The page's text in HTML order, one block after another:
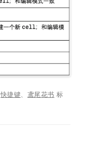
快捷键、 鸢尾花书 标